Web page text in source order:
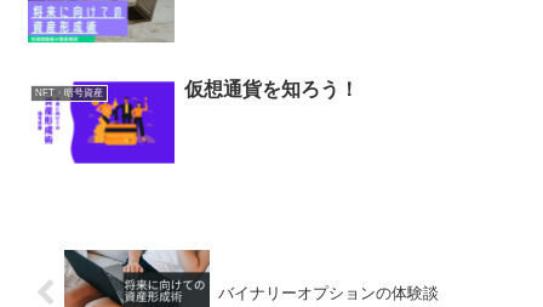
NFT・暗号資産 仮想通貨を知ろう！
バイナリーオプションの体験談